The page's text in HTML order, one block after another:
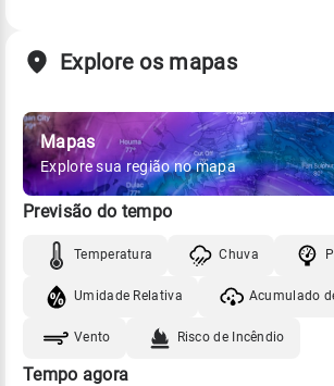
Explore os mapas
Mapas
Explore sua região no mapa
Previsão do tempo
Temperatura Chuva
Umidade Relativa Acumulado
Vento Risco de Incêndio
Tempo agora